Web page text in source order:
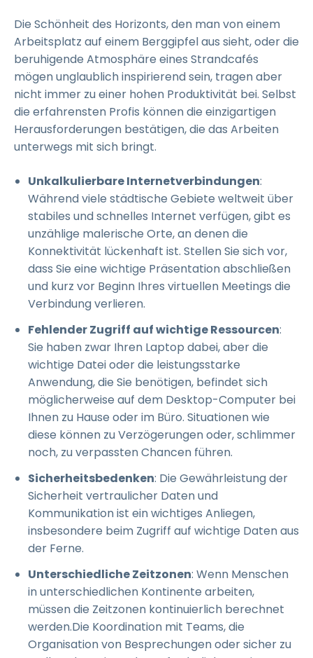
Die Schönheit des Horizonts, den man von einem
Arbeitsplatz auf einem Berggipfel aus sieht, oder die
beruhigende Atmosphäre eines Strandcafés
mögen unglaublich inspirierend sein, tragen aber
nicht immer zu einer hohen Produktivität bei. Selbst
die erfahrensten Profis können die einzigartigen
Herausforderungen bestätigen, die das Arbeiten
unterwegs mit sich bringt.
Unkalkulierbare Internetverbindungen:
Während viele städtische Gebiete weltweit über
stabiles und schnelles Internet verfügen, gibt es
unzählige malerische Orte, an denen die
Konnektivität lückenhaft ist. Stellen Sie sich vor,
dass Sie eine wichtige Präsentation abschließen
und kurz vor Beginn Ihres virtuellen Meetings die
Verbindung verlieren.
Fehlender Zugriff auf wichtige Ressourcen:
Sie haben zwar Ihren Laptop dabei, aber die
wichtige Datei oder die leistungsstarke
Anwendung, die Sie benötigen, befindet sich
möglicherweise auf dem Desktop-Computer bei
Ihnen zu Hause oder im Büro. Situationen wie
diese können zu Verzögerungen oder, schlimmer
noch, zu verpassten Chancen führen.
Sicherheitsbedenken: Die Gewährleistung der
Sicherheit vertraulicher Daten und
Kommunikation ist ein wichtiges Anliegen,
insbesondere beim Zugriff auf wichtige Daten aus
der Ferne.
Unterschiedliche Zeitzonen: Wenn Menschen
in unterschiedlichen Kontinente arbeiten,
müssen die Zeitzonen kontinuierlich berechnet
werden.Die Koordination mit Teams, die
Organisation von Besprechungen oder sicher zu